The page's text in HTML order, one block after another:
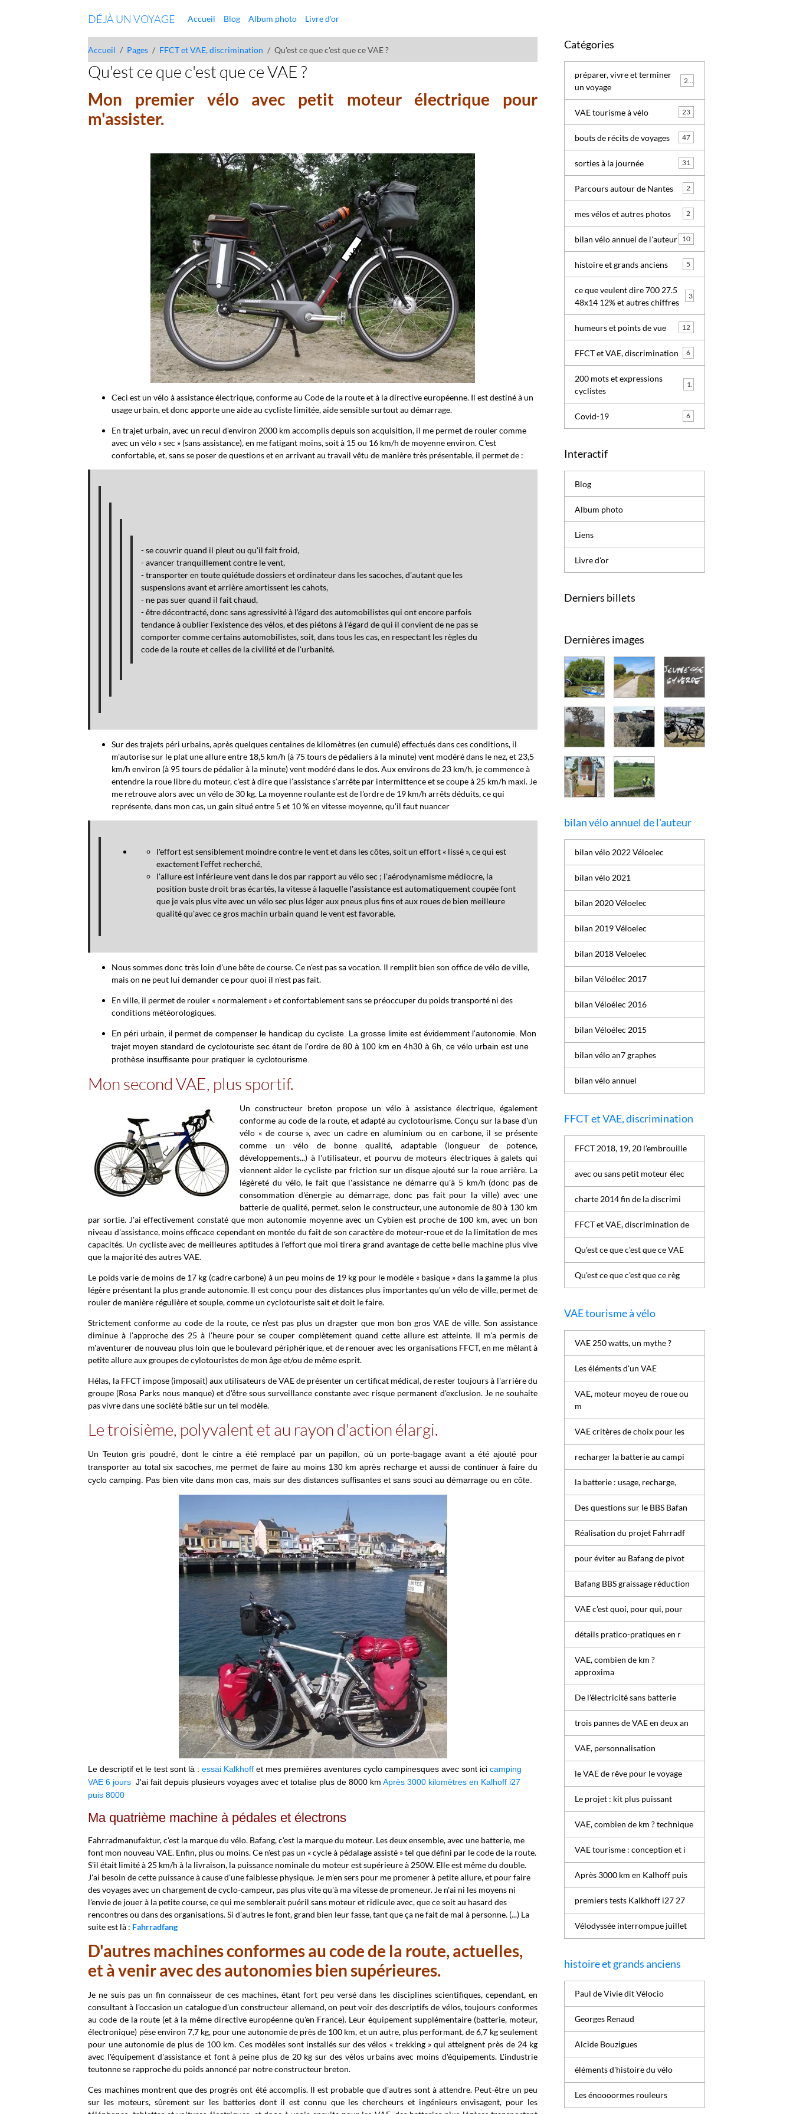
DÉJÀ UN VOYAGE Accueil Blog Album photo Livre d'or
Accueil Pages FFCT et VAE, discrimination Qu'est ce que c'est que ce VAE ?
Qu'est ce que c'est que ce VAE ?
Mon premier vélo avec petit moteur électrique pour
m'assister.
Ceci est un vélo à assistance électrique, conforme au Code de la route et à la directive européenne. Il est destiné à un
usage urbain, et donc apporte une aide au cycliste limitée, aide sensible surtout au démarrage.
En trajet urbain, avec un recul d'environ 2000 km accomplis depuis son acquisition, il me permet de rouler comme
avec un vélo « sec » (sans assistance), en me fatigant moins, soit à 15 ou 16 km/h de moyenne environ. C'est
confortable, et, sans se poser de questions et en arrivant au travail vêtu de manière très présentable, il permet de :
- se couvrir quand il pleut ou qu'il fait froid,
- avancer tranquillement contre le vent,
- transporter en toute quiétude dossiers et ordinateur dans les sacoches, d'autant que les
suspensions avant et arrière amortissent les cahots,
- ne pas suer quand il fait chaud,
- être décontracté, donc sans agressivité à l'égard des automobilistes qui ont encore parfois
tendance à oublier l'existence des vélos, et des piétons à l'égard de qui il convient de ne pas se
comporter comme certains automobilistes, soit, dans tous les cas, en respectant les règles du
code de la route et celles de la civilité et de l'urbanité.
Sur des trajets péri urbains, après quelques centaines de kilomètres (en cumulé) effectués dans ces conditions, il
m'autorise sur le plat une allure entre 18,5 km/h (à 75 tours de pédaliers à la minute) vent modéré dans le nez, et 23,5
km/h environ (à 95 tours de pédalier à la minute) vent modéré dans le dos. Aux environs de 23 km/h, je commence à
entendre la roue libre du moteur, c'est à dire que l'assistance s'arrête par intermittence et se coupe à 25 km/h maxi. Je
me retrouve alors avec un vélo de 30 kg. La moyenne roulante est de l'ordre de 19 km/h arrêts déduits, ce qui
représente, dans mon cas, un gain situé entre 5 et 10 % en vitesse moyenne, qu'il faut nuancer
l'effort est sensiblement moindre contre le vent et dans les côtes, soit un effort « lissé », ce qui est
exactement l'effet recherché,
l'allure est inférieure vent dans le dos par rapport au vélo sec ; l'aérodynamisme médiocre, la
position buste droit bras écartés, la vitesse à laquelle l'assistance est automatiquement coupée font
que je vais plus vite avec un vélo sec plus léger aux pneus plus fins et aux roues de bien meilleure
qualité qu'avec ce gros machin urbain quand le vent est favorable.
Nous sommes donc très loin d'une bête de course. Ce n'est pas sa vocation. Il remplit bien son office de vélo de ville,
mais on ne peut lui demander ce pour quoi il n'est pas fait.
En ville, il permet de rouler « normalement » et confortablement sans se préoccuper du poids transporté ni des
conditions météorologiques.
En péri urbain, il permet de compenser le handicap du cycliste. La grosse limite est évidemment l'autonomie. Mon
trajet moyen standard de cyclotouriste sec étant de l'ordre de 80 à 100 km en 4h30 à 6h, ce vélo urbain est une
prothèse insuffisante pour pratiquer le cyclotourisme.
Mon second VAE, plus sportif.
Un constructeur breton propose un vélo à assistance électrique, également
conforme au code de la route, et adapté au cyclotourisme. Conçu sur la base d'un
vélo « de course », avec un cadre en aluminium ou en carbone, il se présente
comme un vélo de bonne qualité, adaptable (longueur de potence,
développements...) à l'utilisateur, et pourvu de moteurs électriques à galets qui
viennent aider le cycliste par friction sur un disque ajouté sur la roue arrière. La
légèreté du vélo, le fait que l'assistance ne démarre qu'à 5 km/h (donc pas de
consommation d'énergie au démarrage, donc pas fait pour la ville) avec une
batterie de qualité, permet, selon le constructeur, une autonomie de 80 à 130 km
par sortie. J'ai effectivement constaté que mon autonomie moyenne avec un Cybien est proche de 100 km, avec un bon
niveau d'assistance, moins efficace cependant en montée du fait de son caractère de moteur-roue et de la limitation de mes
capacités. Un cycliste avec de meilleures aptitudes à l'effort que moi tirera grand avantage de cette belle machine plus vive
que la majorité des autres VAE.
Le poids varie de moins de 17 kg (cadre carbone) à un peu moins de 19 kg pour le modèle « basique » dans la gamme la plus
légère présentant la plus grande autonomie. Il est conçu pour des distances plus importantes qu'un vélo de ville, permet de
rouler de manière régulière et souple, comme un cyclotouriste sait et doit le faire.
Strictement conforme au code de la route, ce n'est pas plus un dragster que mon bon gros VAE de ville. Son assistance
diminue à l'approche des 25 à l'heure pour se couper complètement quand cette allure est atteinte. Il m'a permis de
m'aventurer de nouveau plus loin que le boulevard périphérique, et de renouer avec les organisations FFCT, en me mêlant à
petite allure aux groupes de cylotouristes de mon âge et/ou de même esprit.
Hélas, la FFCT impose (imposait) aux utilisateurs de VAE de présenter un certificat médical, de rester toujours à l'arrière du
groupe (Rosa Parks nous manque) et d'être sous surveillance constante avec risque permanent d'exclusion. Je ne souhaite
pas vivre dans une société bâtie sur un tel modèle.
Le troisième, polyvalent et au rayon d'action élargi.
Un Teuton gris poudré, dont le cintre a été remplacé par un papillon, où un porte-bagage avant a été ajouté pour
transporter au total six sacoches, me permet de faire au moins 130 km après recharge et aussi de continuer à faire du
cyclo camping. Pas bien vite dans mon cas, mais sur des distances suffisantes et sans souci au démarrage ou en côte.
Le descriptif et le test sont là :essai Kalkhoff et mes premières aventures cyclo campinesques avec sont icicamping
VAE 6 jours J'ai fait depuis plusieurs voyages avec et totalise plus de 8000 kmAprès 3000 kilomètres en Kalhoff i27
puis 8000
Ma quatrième machine à pédales et électrons
Fahrradmanufaktur, c'est la marque du vélo. Bafang, c'est la marque du moteur. Les deux ensemble, avec une batterie, me
font mon nouveau VAE. Enfin, plus ou moins. Ce n'est pas un « cycle à pédalage assisté » tel que défini par le code de la route.
S'il était limité à 25 km/h à la livraison, la puissance nominale du moteur est supérieure à 250W. Elle est même du double.
J'ai besoin de cette puissance à cause d'une faiblesse physique. Je m'en sers pour me promener à petite allure, et pour faire
des voyages avec un chargement de cyclo-campeur, pas plus vite qu'à ma vitesse de promeneur. Je n'ai ni les moyens ni
l'envie de jouer à la petite course, ce qui me semblerait puéril sans moteur et ridicule avec, que ce soit au hasard des
rencontres ou dans des organisations. Si d'autres le font, grand bien leur fasse, tant que ça ne fait de mal à personne. (...) La
suite est là : Fahrradfang
D'autres machines conformes au code de la route, actuelles,
et à venir avec des autonomies bien supérieures.
Je ne suis pas un fin connaisseur de ces machines, étant fort peu versé dans les disciplines scientifiques, cependant, en
consultant à l'occasion un catalogue d'un constructeur allemand, on peut voir des descriptifs de vélos, toujours conformes
au code de la route (et à la même directive européenne qu'en France). Leur équipement supplémentaire (batterie, moteur,
électronique) pèse environ 7,7 kg, pour une autonomie de près de 100 km, et un autre, plus performant, de 6,7 kg seulement
pour une autonomie de plus de 100 km. Ces modèles sont installés sur des vélos « trekking » qui atteignent près de 24 kg
avec l'équipement d'assistance et font à peine plus de 20 kg sur des vélos urbains avec moins d'équipements. L'industrie
teutonne se rapproche du poids annoncé par notre constructeur breton.
Ces machines montrent que des progrès ont été accomplis. Il est probable que d'autres sont à attendre. Peut-être un peu
sur les moteurs, sûrement sur les batteries dont il est connu que les chercheurs et ingénieurs envisagent, pour les
Catégories
préparer, vivre et terminer
un voyage
VAE tourisme à vélo 23
bouts de récits de voyages 47
sorties à la journée 31
Parcours autour de Nantes 2
mes vélos et autres photos 2
bilan vélo annuel de l'auteur 10
histoire et grands anciens 5
ce que veulent dire 700 27.5
48x14 12% et autres chiffres
3
humeurs et points de vue 12
FFCT et VAE, discrimination 6
200 mots et expressions
cyclistes
Covid-19 6
Interactif
Blog
Album photo
Liens
Livre d'or
Derniers billets
Dernières images
bilan vélo annuel de l'auteur
bilan vélo 2022 Véloelec
bilan vélo 2021
bilan 2020 Véloelec
bilan 2019 Véloelec
bilan 2018 Veloelec
bilan Véloélec 2017
bilan Véloélec 2016
bilan Véloélec 2015
bilan vélo an7 graphes
bilan vélo annuel
FFCT et VAE, discrimination
FFCT 2018, 19, 20 l'embrouille
avec ou sans petit moteur élec
charte 2014 fin de la discrimi
FFCT et VAE, discrimination de
Qu'est ce que c'est que ce VAE
Qu'est ce que c'est que ce règ
VAE tourisme à vélo
VAE 250 watts, un mythe ?
Les éléments d'un VAE
VAE, moteur moyeu de roue ou
m
VAE critères de choix pour les
recharger la batterie au campi
la batterie : usage, recharge,
Des questions sur le BBS Bafan
Réalisation du projet Fahrradf
pour éviter au Bafang de pivot
Bafang BBS graissage réduction
VAE c'est quoi, pour qui, pour
détails pratico-pratiques en r
VAE, combien de km ?
approxima
De l'électricité sans batterie
trois pannes de VAE en deux an
VAE, personnalisation
le VAE de rêve pour le voyage
Le projet : kit plus puissant
VAE, combien de km ? technique
VAE tourisme : conception et i
Après 3000 km en Kalhoff puis
premiers tests Kalkhoff i27 27
Vélodyssée interrompue juillet
histoire et grands anciens
Paul de Vivie dit Vélocio
Georges Renaud
Alcide Bouzigues
éléments d'histoire du vélo
Les énoooormes rouleurs